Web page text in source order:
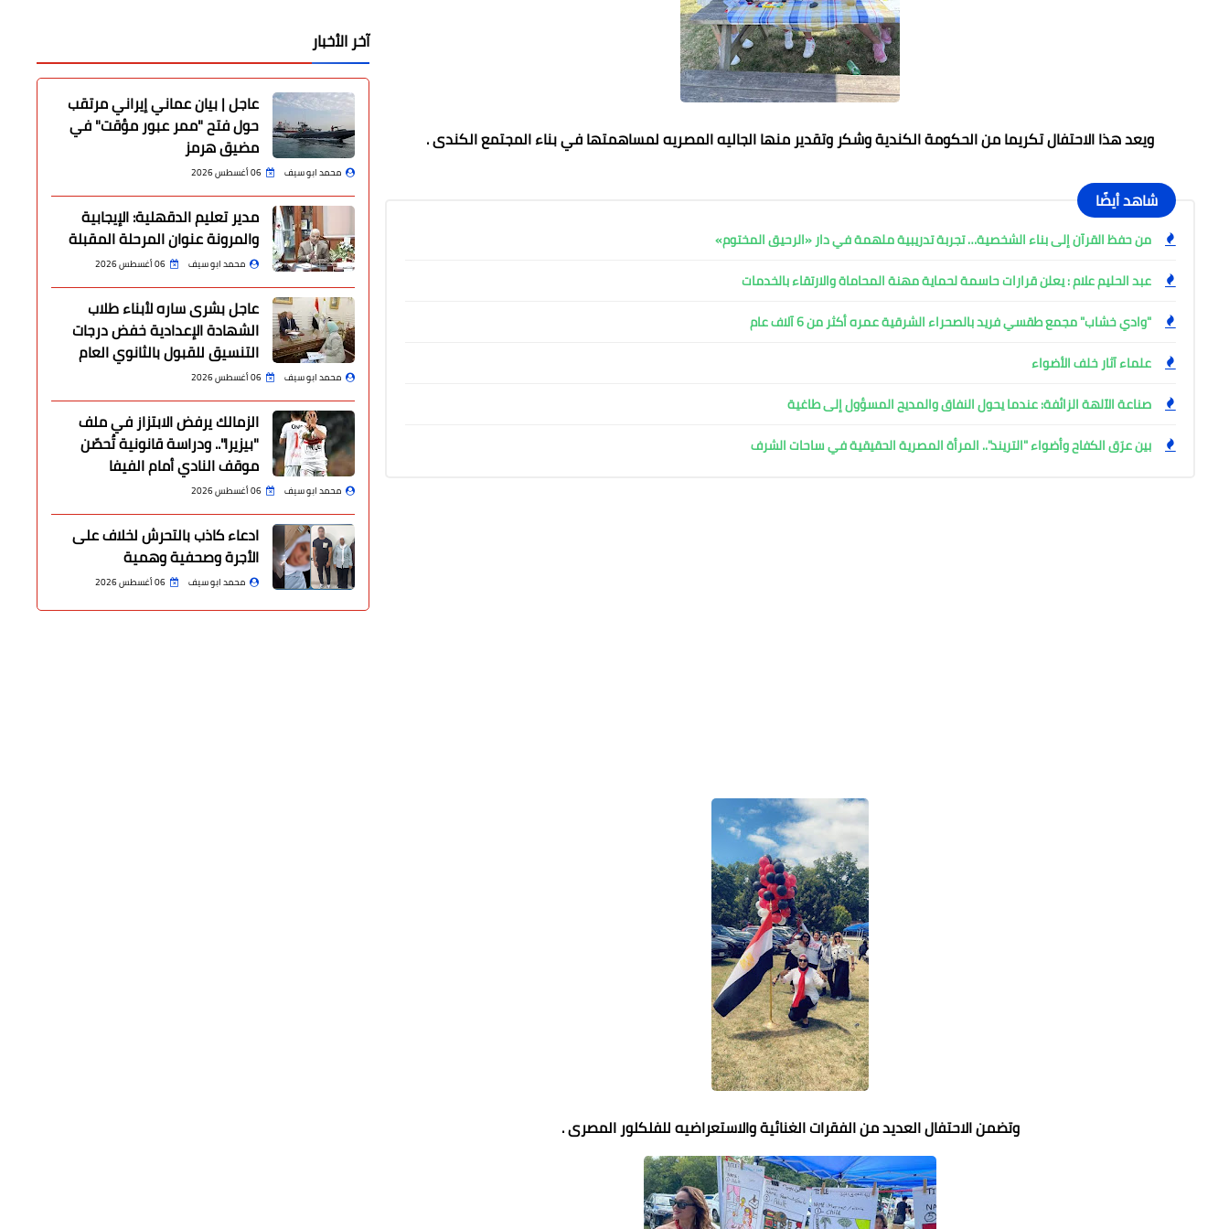
ويعد هذا الاحتفال تكريما من الحكومة الكندية وشكر وتقدير منها الجاليه المصريه لمساهمتها في بناء المجتمع الكندى .
شاهد أيضًا
من حفظ القرآن إلى بناء الشخصية… تجربة تدريبية ملهمة في دار «الرحيق المختوم»
عبد الحليم علام : يعلن قرارات حاسمة لحماية مهنة المحاماة والارتقاء بالخدمات
"وادي خشاب" مجمع طقسي فريد بالصحراء الشرقية عمره أكثر من 6 آلاف عام
علماء آثار خلف الأضواء
صناعة الآلهة الزائفة: عندما يحول النفاق والمديح المسؤول إلى طاغية
بين عرَق الكفاح وأضواء "التريند".. المرأة المصرية الحقيقية في ساحات الشرف
وتضمن الاحتفال العديد من الفقرات الغنائية والاستعراضيه للفلكلور المصرى .
آخر الأخبار
عاجل | بيان عماني إيراني مرتقب
حول فتح "ممر عبور مؤقت" في
مضيق هرمز
محمد ابو سيف 06 أغسطس 2026
مدير تعليم الدقهلية: الإيجابية
والمرونة عنوان المرحلة المقبلة
محمد ابو سيف 06 أغسطس 2026
عاجل بشرى ساره لأبناء طلاب
الشهادة الإعدادية خفض درجات
التنسيق للقبول بالثانوي العام
محمد ابو سيف 06 أغسطس 2026
الزمالك يرفض الابتزاز في ملف
"بيزيرا".. ودراسة قانونية تُحصّن
موقف النادي أمام الفيفا
محمد ابو سيف 06 أغسطس 2026
ادعاء كاذب بالتحرش لخلاف على
الأجرة وصحفية وهمية
محمد ابو سيف 06 أغسطس 2026